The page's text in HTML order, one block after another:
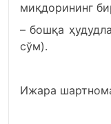
миқдорининг
– бошқа
сўм).
Ижара